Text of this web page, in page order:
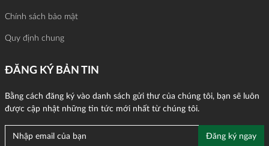
Chính sách bảo mật
Quy định chung
ĐĂNG KÝ BẢN TIN
Bằng cách đăng ký vào danh sách gửi thư của chúng tôi, bạn sẽ luôn
được cập nhật những tin tức mới nhất từ chúng tôi.